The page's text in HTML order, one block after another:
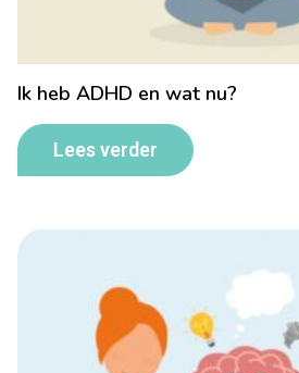
Ik heb ADHD en wat nu?
Lees verder